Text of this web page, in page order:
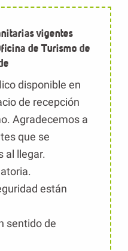
vigentes
de Turismo de
disponible en
de recepción
Agradecemos a
que se
al llegar.
están
sentido de